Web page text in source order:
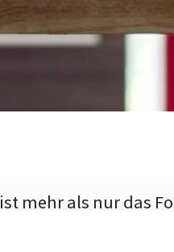
ist mehr als nur das
die Fähigkeit,